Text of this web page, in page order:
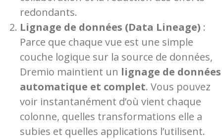
redondants.
Lignage de données (Data Lineage) :
Parce que chaque vue est une simple
couche logique sur la source de données,
Dremio maintient un lignage de données
automatique et complet. Vous pouvez
voir instantanément d’où vient chaque
colonne, quelles transformations elle a
subies et quelles applications l’utilisent.